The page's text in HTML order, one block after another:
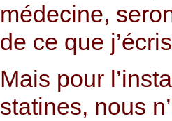
médecine,
de ce que
Mais pour
statines, nous